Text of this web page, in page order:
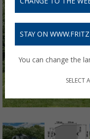
STAY ON
You can change the
SELECT